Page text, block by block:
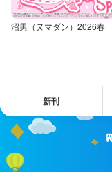
沼男（ヌマダン）2026春
新刊